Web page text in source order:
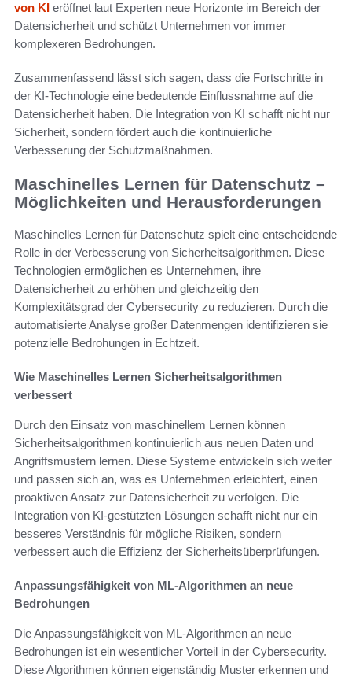
von KI eröffnet laut Experten neue Horizonte im Bereich der
Datensicherheit und schützt Unternehmen vor immer
komplexeren Bedrohungen.
Zusammenfassend lässt sich sagen, dass die Fortschritte in
der KI-Technologie eine bedeutende Einflussnahme auf die
Datensicherheit haben. Die Integration von KI schafft nicht nur
Sicherheit, sondern fördert auch die kontinuierliche
Verbesserung der Schutzmaßnahmen.
Maschinelles Lernen für Datenschutz –
Möglichkeiten und Herausforderungen
Maschinelles Lernen für Datenschutz spielt eine entscheidende
Rolle in der Verbesserung von Sicherheitsalgorithmen. Diese
Technologien ermöglichen es Unternehmen, ihre
Datensicherheit zu erhöhen und gleichzeitig den
Komplexitätsgrad der Cybersecurity zu reduzieren. Durch die
automatisierte Analyse großer Datenmengen identifizieren sie
potenzielle Bedrohungen in Echtzeit.
Wie Maschinelles Lernen Sicherheitsalgorithmen
verbessert
Durch den Einsatz von maschinellem Lernen können
Sicherheitsalgorithmen kontinuierlich aus neuen Daten und
Angriffsmustern lernen. Diese Systeme entwickeln sich weiter
und passen sich an, was es Unternehmen erleichtert, einen
proaktiven Ansatz zur Datensicherheit zu verfolgen. Die
Integration von KI-gestützten Lösungen schafft nicht nur ein
besseres Verständnis für mögliche Risiken, sondern
verbessert auch die Effizienz der Sicherheitsüberprüfungen.
Anpassungsfähigkeit von ML-Algorithmen an neue
Bedrohungen
Die Anpassungsfähigkeit von ML-Algorithmen an neue
Bedrohungen ist ein wesentlicher Vorteil in der Cybersecurity.
Diese Algorithmen können eigenständig Muster erkennen und